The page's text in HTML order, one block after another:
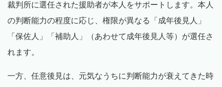
裁判所に選任された援助者が本人をサポートします。本人
の判断能力の程度に応じ、権限が異なる「成年後見人」
「保佐人」「補助人」（あわせて成年後見人等）が選任さ
れます。
一方、任意後見は、元気なうちに判断能力が衰えてきた時